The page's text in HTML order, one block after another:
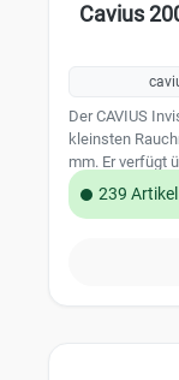
Cavius
Der CAVIUS
kleinsten
mm. Er verfügt
die bis zu 5
Die Installation
239